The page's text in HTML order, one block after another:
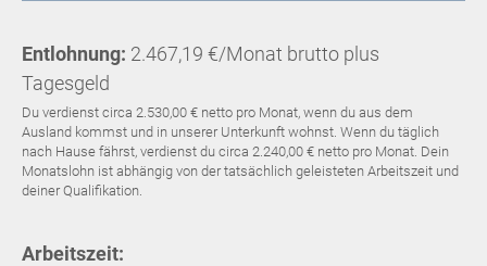
Entlohnung: 2.467,19 €/Monat brutto plus
Tagesgeld
Du verdienst circa 2.530,00 € netto pro Monat, wenn du aus dem
Ausland kommst und in unserer Unterkunft wohnst. Wenn du täglich
nach Hause fährst, verdienst du circa 2.240,00 € netto pro Monat. Dein
Monatslohn ist abhängig von der tatsächlich geleisteten Arbeitszeit und
deiner Qualifikation.
Arbeitszeit: